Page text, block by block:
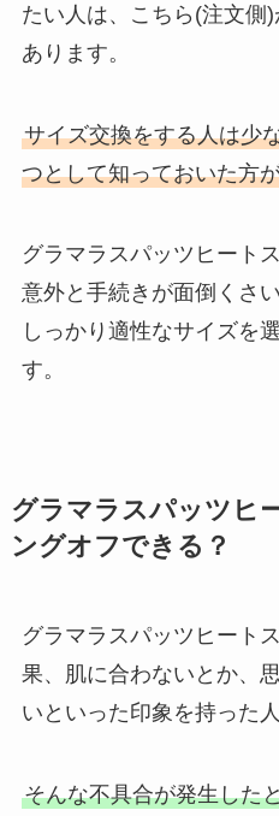
たい人は、こちら(注文側
あります。
サイズ交換をする人は少
つとして知っておいた方
グラマラスパッツヒート
意外と手続きが面倒くさ
しっかり適性なサイズを
す。
グラマラスパッツヒ
ングオフできる？
グラマラスパッツヒート
果、肌に合わないとか、
いといった印象を持った
そんな不具合が発生した